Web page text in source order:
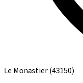
Le Monastier(43150)